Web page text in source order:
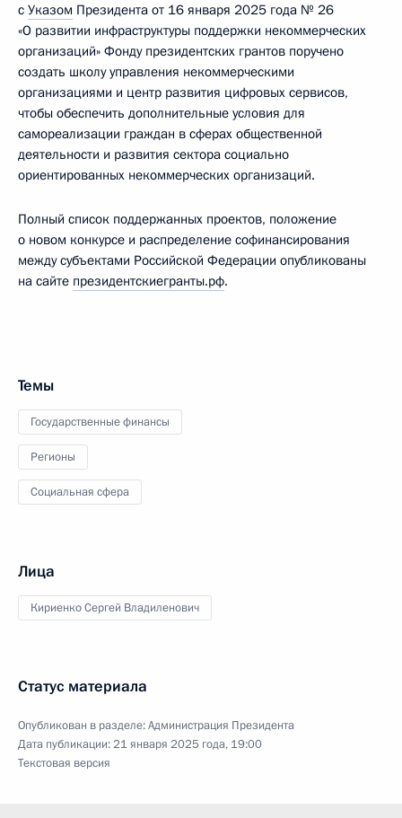
с Указом Президента от 16 января 2025 года № 26
«О развитии инфраструктуры поддержки некоммерческих
организаций» Фонду президентских грантов поручено
создать школу управления некоммерческими
организациями и центр развития цифровых сервисов,
чтобы обеспечить дополнительные условия для
самореализации граждан в сферах общественной
деятельности и развития сектора социально
ориентированных некоммерческих организаций.
Полный список поддержанных проектов, положение
о новом конкурсе и распределение софинансирования
между субъектами Российской Федерации опубликованы
на сайте президентскиегранты.рф.
Темы
Государственные финансы
Регионы
Социальная сфера
Лица
Кириенко Сергей Владиленович
Статус материала
Опубликован в разделе:Администрация Президента
Дата публикации:21 января 2025 года, 19:00
Текстовая версия